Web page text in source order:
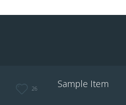
26 Sample Item